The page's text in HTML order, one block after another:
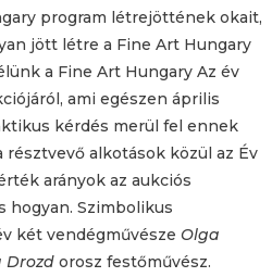
program létrejöttének okait,
jött létre a Fine Art Hungary
a Fine Art Hungary Az év
ami egészen április
kérdés merül fel ennek
résztvevő alkotások közül az Év
arányok az aukciós
hogyan. Szimbolikus
két vendégművésze Olga
Drozdorosz festőművész.